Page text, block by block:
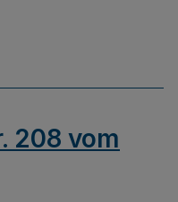
208 vom